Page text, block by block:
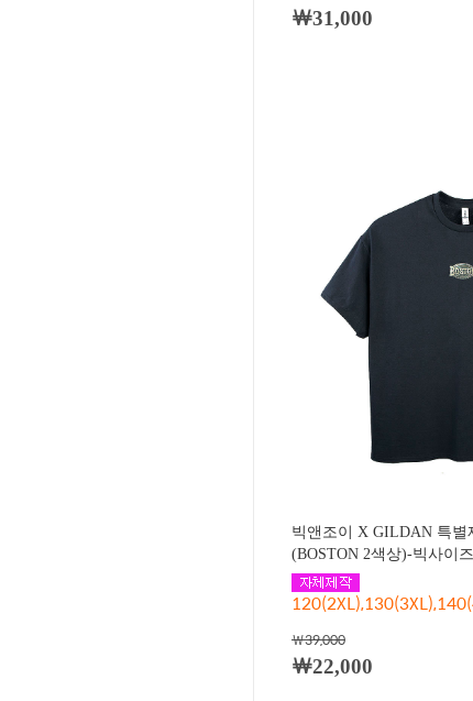
￦31,000
빅앤조이 X GILDAN 특별
(BOSTON 2색상)-빅사이
￦39,000
￦22,000